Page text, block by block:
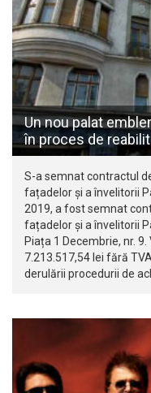
Un nou palat
în proces de
S-a semnat contractul
fațadelor și a învelitorii
2019, a fost semnat
fațadelor și a învelitorii
Piața 1 Decembrie, nr.
7.213.517,54 lei fără
derulării procedurii de